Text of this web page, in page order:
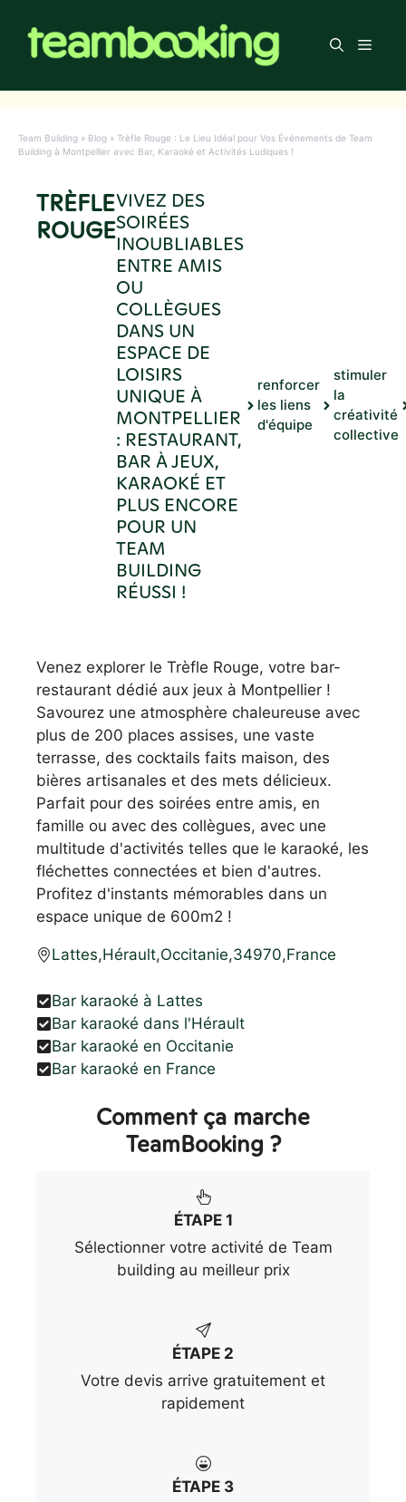
contenu
Menu
Team Building » Blog » Trèfle Rouge : Le Lieu Idéal pour Vos Événements de Team
Building à Montpellier avec Bar, Karaoké et Activités Ludiques !
TRÈFLE
ROUGE
VIVEZ DES
SOIRÉES
INOUBLIABLES
ENTRE AMIS
OU
COLLÈGUES
DANS UN
ESPACE DE
LOISIRS
UNIQUE À
MONTPELLIER
: RESTAURANT,
BAR À JEUX,
KARAOKÉ ET
PLUS ENCORE
POUR UN
TEAM
BUILDING
RÉUSSI !
renforcer
les liens
d'équipe
stimuler
la
créativité
collective
Venez explorer le Trèfle Rouge, votre bar-
restaurant dédié aux jeux à Montpellier !
Savourez une atmosphère chaleureuse avec
plus de 200 places assises, une vaste
terrasse, des cocktails faits maison, des
bières artisanales et des mets délicieux.
Parfait pour des soirées entre amis, en
famille ou avec des collègues, avec une
multitude d'activités telles que le karaoké, les
fléchettes connectées et bien d'autres.
Profitez d'instants mémorables dans un
espace unique de 600m2 !
Lattes,Hérault,Occitanie,34970,France
Bar karaoké à Lattes
Bar karaoké dans l'Hérault
Bar karaoké en Occitanie
Bar karaoké en France
Comment ça marche
TeamBooking ?
ÉTAPE 1
Sélectionner votre activité de Team
building au meilleur prix
ÉTAPE 2
Votre devis arrive gratuitement et
rapidement
ÉTAPE 3